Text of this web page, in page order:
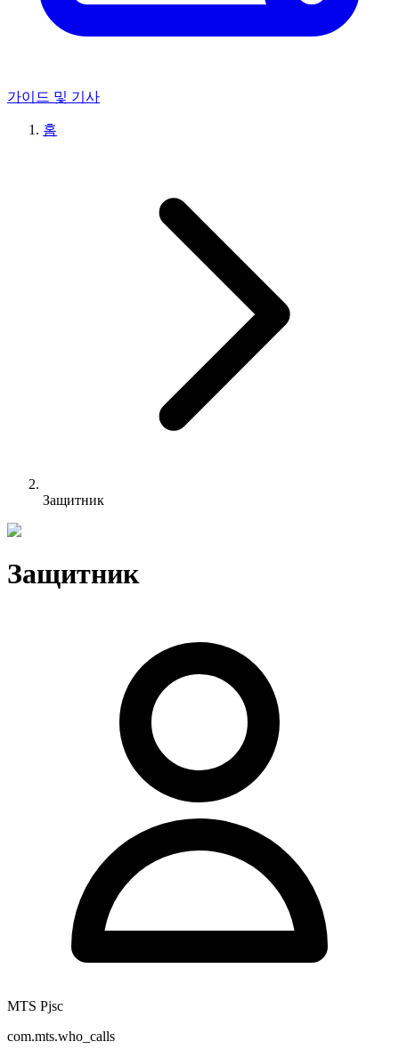
가이드 및 기사
홈
Защитник
Защитник
MTS Pjsc
com.mts.who_calls